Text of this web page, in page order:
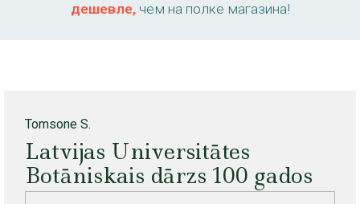
дешевле, чем на полке магазина!
Tomsone S.
Latvijas Universitātes
Botāniskais dārzs 100 gados